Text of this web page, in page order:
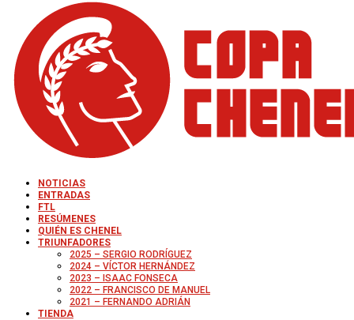
NOTICIAS
ENTRADAS
FTL
RESÚMENES
QUIÉN ES CHENEL
TRIUNFADORES
2025 – SERGIO RODRÍGUEZ
2024 – VÍCTOR HERNÁNDEZ
2023 – ISAAC FONSECA
2022 – FRANCISCO DE MANUEL
2021 – FERNANDO ADRIÁN
TIENDA